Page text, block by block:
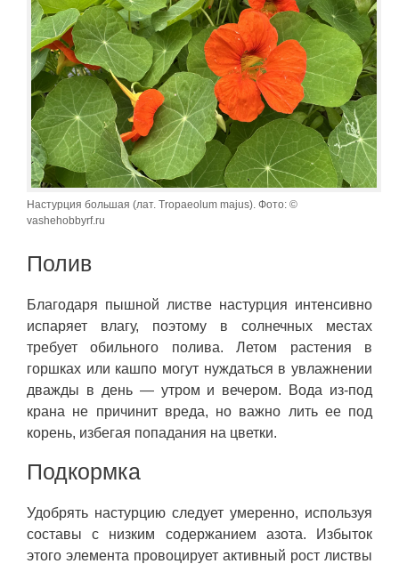
Настурция большая (лат. Tropaeolum majus). Фото: ©
vashehobbyrf.ru
Полив
Благодаря пышной листве настурция интенсивно
испаряет влагу, поэтому в солнечных местах
требует обильного полива. Летом растения в
горшках или кашпо могут нуждаться в увлажнении
дважды в день — утром и вечером. Вода из-под
крана не причинит вреда, но важно лить ее под
корень, избегая попадания на цветки.
Подкормка
Удобрять настурцию следует умеренно, используя
составы с низким содержанием азота. Избыток
этого элемента провоцирует активный рост листвы